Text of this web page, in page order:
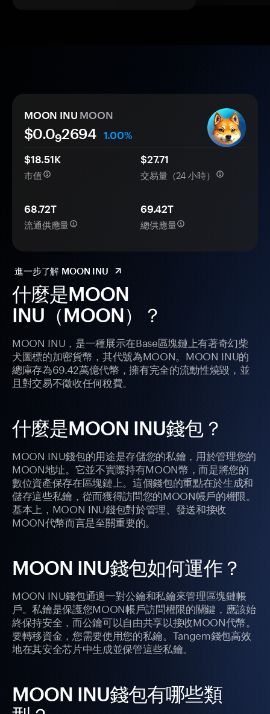
什麼是MOON
INU（MOON）？
MOON INU，是一種展示在Base區塊鏈上有著奇幻柴
犬圖標的加密貨幣，其代號為MOON。MOON INU的
總庫存為69.42萬億代幣，擁有完全的流動性燒毀，並
且對交易不徵收任何稅費。
什麼是MOON INU錢包？
MOON INU錢包的用途是存儲您的私鑰，用於管理您的
MOON地址。它並不實際持有MOON幣，而是將您的
數位資產保存在區塊鏈上。這個錢包的重點在於生成和
儲存這些私鑰，從而獲得訪問您的MOON帳戶的權限。
基本上，MOON INU錢包對於管理、發送和接收
MOON代幣而言是至關重要的。
MOON INU錢包如何運作？
MOON INU錢包通過一對公鑰和私鑰來管理區塊鏈帳
戶。私鑰是保護您MOON帳戶訪問權限的關鍵，應該始
終保持安全，而公鑰可以自由共享以接收MOON代幣。
要轉移資金，您需要使用您的私鑰。Tangem錢包高效
地在其安全芯片中生成並保管這些私鑰。
MOON INU錢包有哪些類
MOON INU MOON
$0.092694
1.00%
$18.51K
市值
$27.71
交易量（24 小時）
68.72T
流通供應量
69.42T
總供應量
進一步了解 MOON INU